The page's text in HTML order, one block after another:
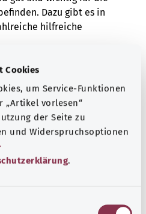
Cookies
um Service-Funktionen
„Artikel vorlesen“
der Seite zu
und Widerspruchsoptionen
.
Dazu gibt es in
hilfreiche